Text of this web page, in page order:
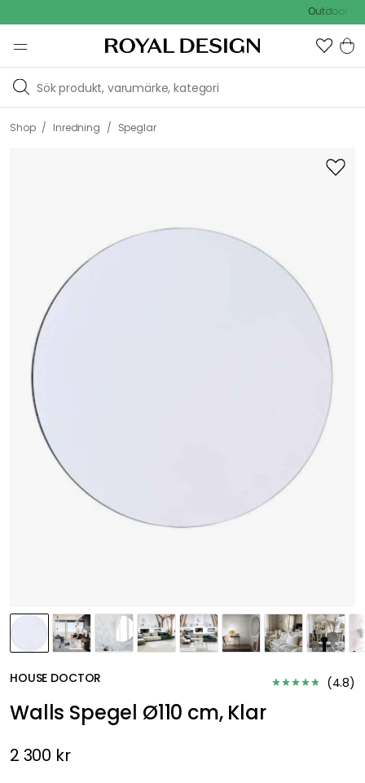
Outdoor Sale -
Shop / Inredning / Speglar
HOUSE DOCTOR (4.8)
Walls Spegel Ø110 cm, Klar
2 300 kr